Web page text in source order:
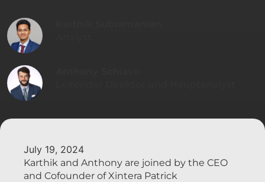
July 19, 2024
Karthik and Anthony are joined by the CEO
and Cofounder of Xintera Patrick